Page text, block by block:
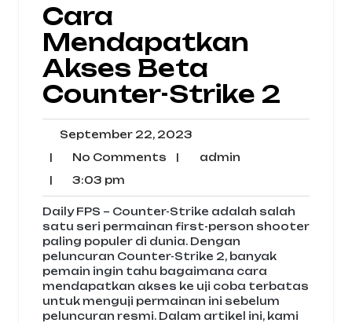
Cara
Mendapatkan
Akses Beta
Counter-Strike 2
September 22, 2023
2023
| No Comments No| adminadmin
|
3:03 pm
pm
Daily FPS – Counter-Strike adalah salah
satu seri permainan first-person shooter
paling populer di dunia. Dengan
peluncuran Counter-Strike 2, banyak
pemain ingin tahu bagaimana cara
mendapatkan akses ke uji coba terbatas
untuk menguji permainan ini sebelum
peluncuran resmi. Dalam artikel ini, kami